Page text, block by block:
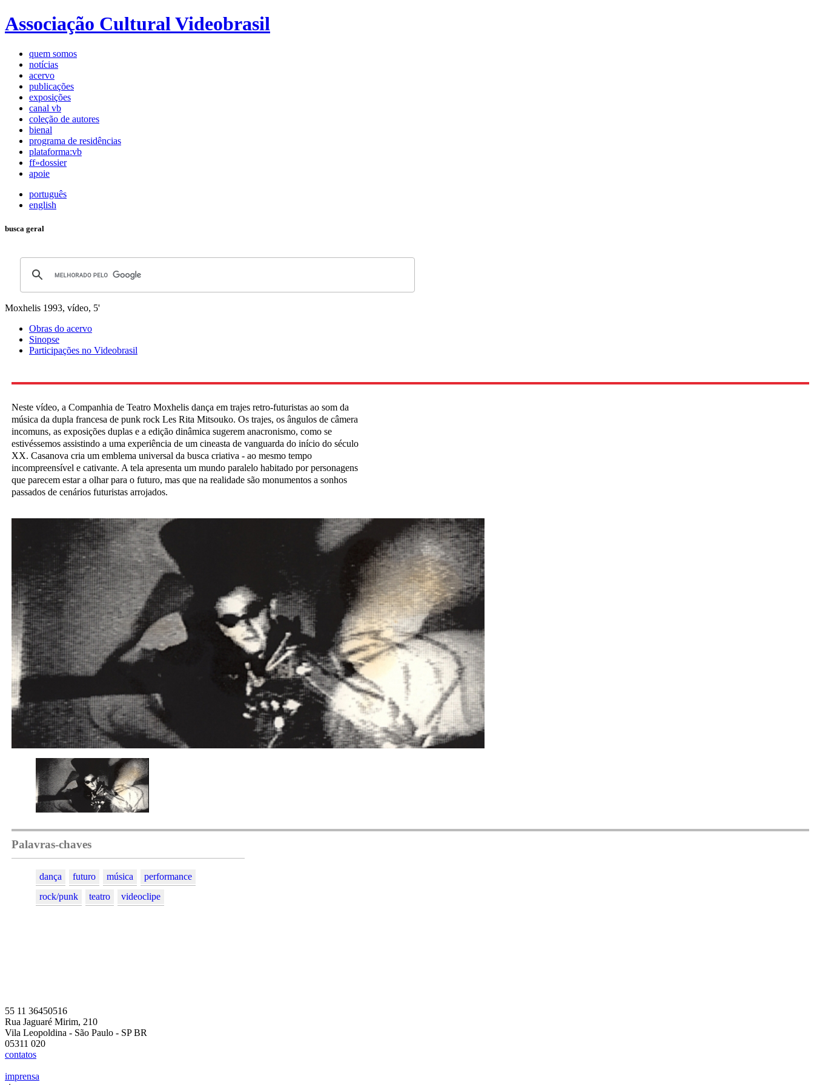
Associação Cultural Videobrasil
quem somos
notícias
acervo
publicações
exposições
canal vb
coleção de autores
bienal
programa de residências
plataforma:vb
ff»dossier
apoie
português
english
busca geral
Moxhelis 1993, vídeo, 5'
Obras do acervo
Sinopse
Participações no Videobrasil
Neste vídeo, a Companhia de Teatro Moxhelis dança em trajes retro-futuristas ao som da
música da dupla francesa de punk rock Les Rita Mitsouko. Os trajes, os ângulos de câmera
incomuns, as exposições duplas e a edição dinâmica sugerem anacronismo, como se
estivéssemos assistindo a uma experiência de um cineasta de vanguarda do início do século
XX. Casanova cria um emblema universal da busca criativa - ao mesmo tempo
incompreensível e cativante. A tela apresenta um mundo paralelo habitado por personagens
que parecem estar a olhar para o futuro, mas que na realidade são monumentos a sonhos
passados de cenários futuristas arrojados.
Palavras-chaves
dança futuro música
performance
rock/punk
teatro videoclipe
55 11 36450516
Rua Jaguaré Mirim, 210
Vila Leopoldina - São Paulo - SP BR
05311 020
contatos
imprensa